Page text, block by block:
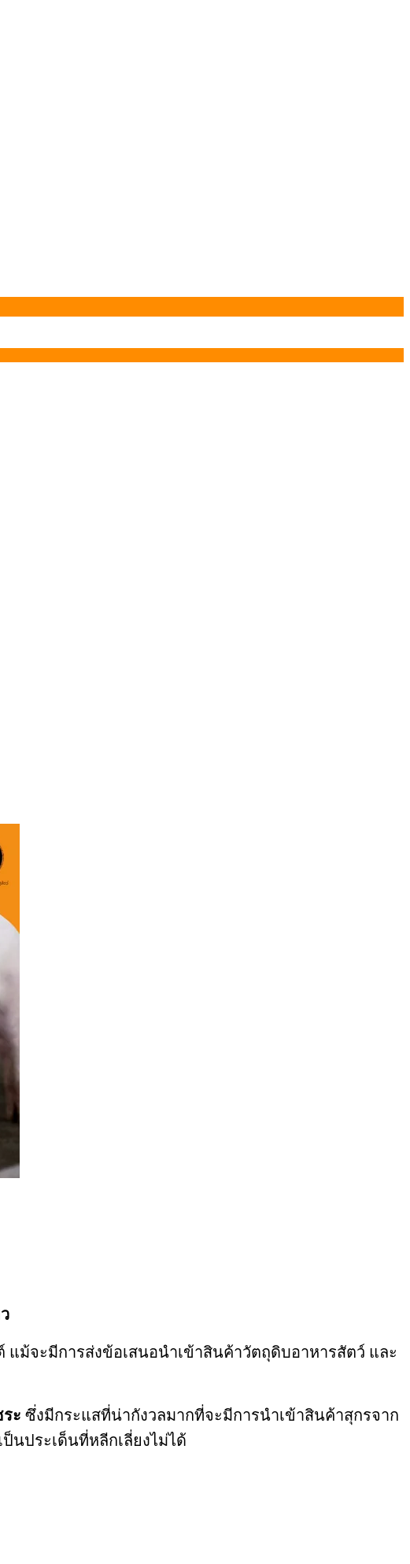
ม้จะมีการส่งข้อเสนอนำเข้าสินค้าวัตถุดิบอาหารสัตว์ และ
ะ ซึ่งมีกระแสที่น่ากังวลมากที่จะมีการนำเข้าสินค้าสุกรจาก
นประเด็นที่หลีกเลี่ยงไม่ได้